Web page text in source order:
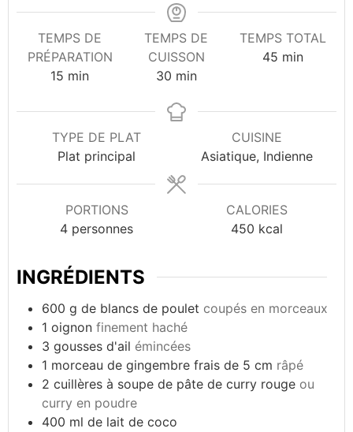
TEMPS DE
PRÉPARATION
15 minutes
min
TEMPS DE
CUISSON
30minutes
min
TEMPS TOTAL
45 minutes
min
TYPE DE PLAT
Plat principal
CUISINE
Asiatique, Indienne
PORTIONS
4 personnes
CALORIES
450 kcal
INGRÉDIENTS
600 g de blancs de poulet coupés en morceaux
1 oignon finement haché
3 gousses d'ail émincées
1 morceau de gingembre frais de 5 cm râpé
2 cuillères à soupe de pâte de curry rouge ou
curry en poudre
400 ml de lait de coco